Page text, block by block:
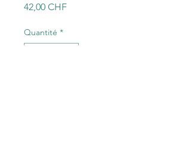
42,00 CHFPrix
Quantité *